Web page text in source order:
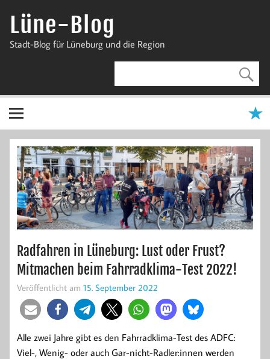
InhaltLüne-Blog
Stadt-Blog für Lüneburg und die Region
Radfahren in Lüneburg: Lust oder Frust?
Mitmachen beim Fahrradklima-Test 2022!
Veröffentlicht am 15. September 2022
Alle zwei Jahre gibt es den Fahrradklima-Test des ADFC:
Viel-, Wenig- oder auch Gar-nicht-Radler:innen werden